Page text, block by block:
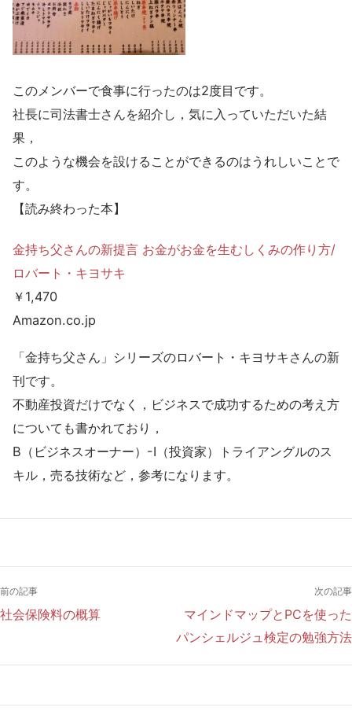
このメンバーで食事に行ったのは2度目です。
社長に司法書士さんを紹介し，気に入っていただいた結
果，
このような機会を設けることができるのはうれしいことで
す。
【読み終わった本】
金持ち父さんの新提言 お金がお金を生むしくみの作り方/
ロバート・キヨサキ
￥1,470
Amazon.co.jp
「金持ち父さん」シリーズのロバート・キヨサキさんの新
刊です。
不動産投資だけでなく，ビジネスで成功するための考え方
についても書かれており，
B（ビジネスオーナー）-I（投資家）トライアングルのス
キル，売る技術など，参考になります。
前の記事
社会保険料の概算
次の記事
マインドマップとPCを使った
パンシェルジュ検定の勉強方法